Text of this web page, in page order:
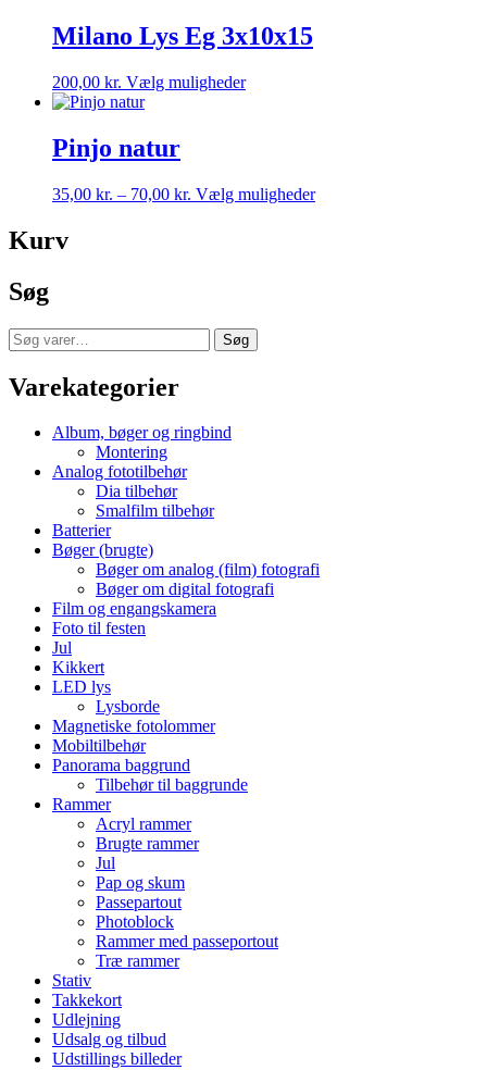
Milano Lys Eg 3x10x15
200,00 kr. Vælg mulighederDette
kan
Pinjo natur
35,00 kr. – 70,00 kr. Prisinterval:
Vælg mulighederDette
Kurv
Søg
Søg
efter:
Søg
Varekategorier
Album, bøger og ringbind
Montering
Analog fototilbehør
Dia tilbehør
Smalfilm tilbehør
Batterier
Bøger (brugte)
Bøger om analog (film) fotografi
Bøger om digital fotografi
Film og engangskamera
Foto til festen
Jul
Kikkert
LED lys
Lysborde
Magnetiske fotolommer
Mobiltilbehør
Panorama baggrund
Tilbehør til baggrunde
Rammer
Acryl rammer
Brugte rammer
Jul
Pap og skum
Passepartout
Photoblock
Rammer med passeportout
Træ rammer
Stativ
Takkekort
Udlejning
Udsalg og tilbud
Udstillings billeder